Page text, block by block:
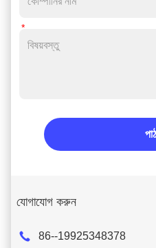
যোগাযোগ করুন
86--19925348378